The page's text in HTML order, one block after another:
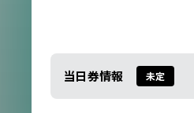
当日券情報 未定